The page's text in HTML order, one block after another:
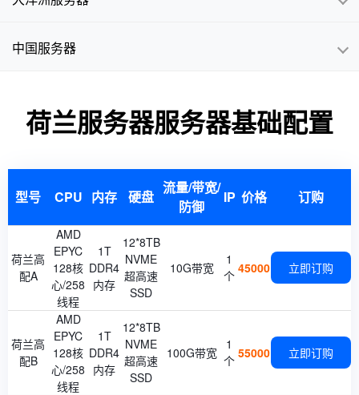
中国服务器
荷兰服务器服务器基础配置
型号 CPU 内存 硬盘
流量/带宽/
防御
IP 价格 订购
荷兰高
配A
AMD
EPYC
128核
心/258
线程
1T
DDR4
内存
12*8TB
NVME
超高速
SSD
10G带宽
1
个 45000 立即订购
荷兰高
配B
AMD
EPYC
128核
心/258
线程
1T
DDR4
内存
12*8TB
NVME
超高速
SSD
100G带宽
1
个 55000 立即订购